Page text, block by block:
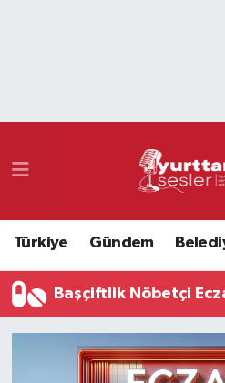
Türkiye Gündem
Başçiftlik Nöbetçi
Namaz Vakitleri
Süper Lig Puan Durumu
Tüm Manşetler
Son Dakika Haberleri